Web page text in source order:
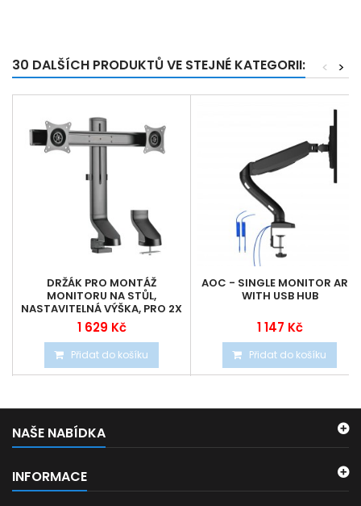
30 DALŠÍCH PRODUKTŮ VE STEJNÉ KATEGORII: >
<
DRŽÁK PRO MONTÁŽ
MONITORU NA STŮL,
NASTAVITELNÁ VÝŠKA, PRO 2X
17 32 MONITORY
1 629 Kč
Přidat do košíku
AOC - SINGLE MONITOR ARM
WITH USB HUB
1 147 Kč
Přidat do košíku
NAŠE NABÍDKA
INFORMACE